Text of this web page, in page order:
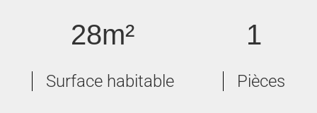
28m²
Surface habitable
1
Pièces